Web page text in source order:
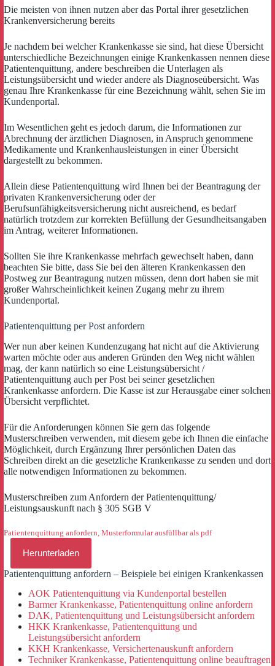
Die meisten von ihnen nutzen aber das Portal ihrer gesetzlichen
Krankenversicherung bereits
Je nachdem bei welcher Krankenkasse sie sind, hat diese Übersicht
unterschiedliche Bezeichnungen einige Krankenkassen nennen diese
Patientenquittung, andere beschreiben die Unterlagen als
Leistungsübersicht und wieder andere als Diagnoseübersicht. Was
genau Ihre Krankenkasse für eine Bezeichnung wählt, sehen Sie im
Kundenportal.
Im Wesentlichen geht es jedoch darum, die Informationen zur
Abrechnung der ärztlichen Diagnosen, in Anspruch genommene
Medikamente und Krankenhausleistungen in einer Übersicht
dargestellt zu bekommen.
Allein diese Patientenquittung wird Ihnen bei der Beantragung der
privaten Krankenversicherung oder der
Berufsunfähigkeitsversicherung nicht ausreichend, es bedarf
natürlich trotzdem zur korrekten Befüllung der Gesundheitsangaben
im Antrag, weiterer Informationen.
Sollten Sie ihre Krankenkasse mehrfach gewechselt haben, dann
beachten Sie bitte, dass Sie bei den älteren Krankenkassen den
Postweg zur Beantragung nutzen müssen, denn dort haben sie mit
großer Wahrscheinlichkeit keinen Zugang mehr zu ihrem
Kundenportal.
Patientenquittung per Post anfordern
Wer nun aber keinen Kundenzugang hat nicht auf die Aktivierung
warten möchte oder aus anderen Gründen den Weg nicht wählen
mag, der kann natürlich so eine Leistungsübersicht /
Patientenquittung auch per Post bei seiner gesetzlichen
Krankenkasse anfordern. Die Kasse ist zur Herausgabe einer solchen
Übersicht verpflichtet.
Für die Anforderungen können Sie gern das folgende
Musterschreiben verwenden, mit diesem gebe ich Ihnen die einfache
Möglichkeit, durch Ergänzung Ihrer persönlichen Daten das
Schreiben direkt an die gesetzliche Krankenkasse zu senden und dort
alle notwendigen Informationen zu bekommen.
Musterschreiben zum Anfordern der Patientenquittung/
Leistungsauskunft nach § 305 SGB V
Patientenquittung anfordern, Musterformular ausfüllbar als pdf
Herunterladen
Patientenquittung anfordern – Beispiele bei einigen Krankenkassen
AOK Patientenquittung via Kundenportal bestellen
Barmer Krankenkasse, Patientenquittung online anfordern
DAK, Patientenquittung und Leistungsübersicht anfordern
HKK Krankenkasse, Patientenquittung und
Leistungsübersicht anfordern
KKH Krankenkasse, Versichertenauskunft anfordern
Techniker Krankenkasse, Patientenquittung online beauftragen